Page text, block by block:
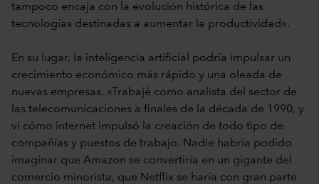
tampoco encaja con la evolución histórica de las
tecnologías destinadas a aumentar la productividad».
En su lugar, la inteligencia artificial podría impulsar un
crecimiento económico más rápido y una oleada de
nuevas empresas. «Trabajé como analista del sector de
las telecomunicaciones a finales de la década de 1990, y
vi cómo internet impulsó la creación de todo tipo de
compañías y puestos de trabajo. Nadie habría podido
imaginar que Amazon se convertiría en un gigante del
comercio minorista, que Netflix se haría con gran parte